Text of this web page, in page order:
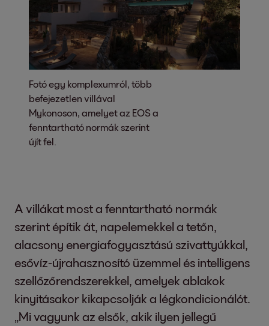
Fotó egy komplexumról, több
befejezetlen villával
Mykonoson, amelyet az EOS a
fenntartható normák szerint
újít fel.
A villákat most a fenntartható normák
szerint építik át, napelemekkel a tetőn,
alacsony energiafogyasztású szivattyúkkal,
esővíz-újrahasznosító üzemmel és intelligens
szellőzőrendszerekkel, amelyek ablakok
kinyitásakor kikapcsolják a légkondicionálót.
„Mi vagyunk az elsők, akik ilyen jellegű